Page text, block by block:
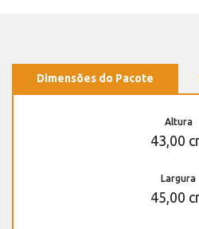
Dimensões do Pacote
Altura
43,00
Largura
45,00